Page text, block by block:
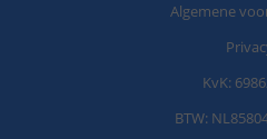
Algemene
KvK:
BTW: